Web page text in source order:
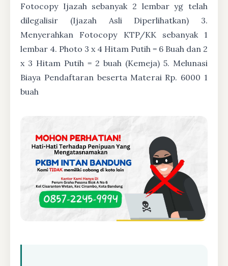
Fotocopy Ijazah sebanyak 2 lembar yg telah
dilegalisir (Ijazah Asli Diperlihatkan) 3.
Menyerahkan Fotocopy KTP/KK sebanyak 1
lembar 4. Photo 3 x 4 Hitam Putih = 6 Buah dan 2
x 3 Hitam Putih = 2 buah (Kemeja) 5. Melunasi
Biaya Pendaftaran beserta Materai Rp. 6000 1
buah